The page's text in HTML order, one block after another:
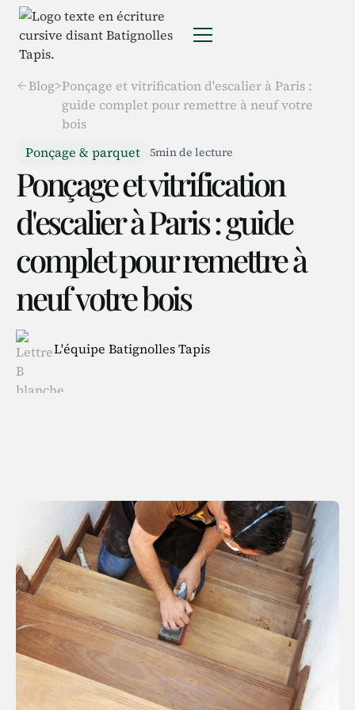
Blog>Ponçage et vitrification d'escalier à Paris :
guide complet pour remettre à neuf votre
bois
Ponçage & parquet 5min de lecture
Ponçage et vitrification
d'escalier à Paris : guide
complet pour remettre à
neuf votre bois
L'équipe Batignolles Tapis